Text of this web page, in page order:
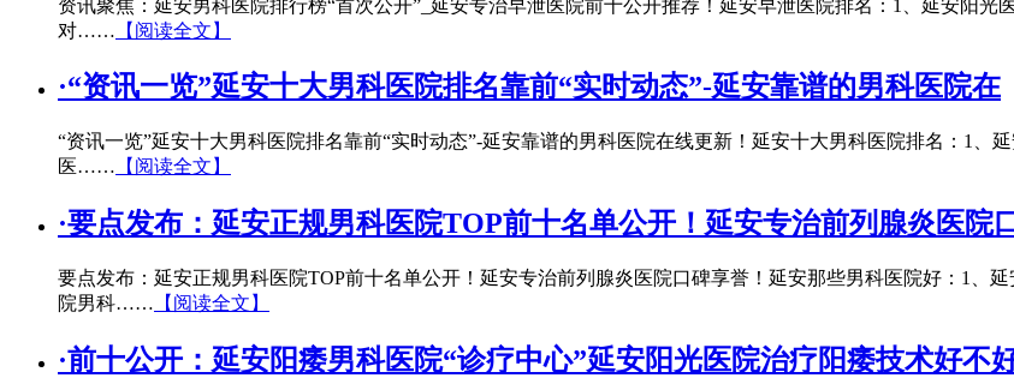
资讯聚焦：延安男科医院排行榜“首次公开”_延安专治早泄医院前十公开推荐！延安早泄医院排名：1、延安阳光
对…… 【阅读全文】
·“资讯一览”延安十大男科医院排名靠前“实时动态”-延安靠谱的男科医院在
“资讯一览”延安十大男科医院排名靠前“实时动态”-延安靠谱的男科医院在线更新！延安十大男科医院排名：1、
医…… 【阅读全文】
·要点发布：延安正规男科医院TOP前十名单公开！延安专治前列腺炎医院
要点发布：延安正规男科医院TOP前十名单公开！延安专治前列腺炎医院口碑享誉！延安那些男科医院好：1、
院男科…… 【阅读全文】
·前十公开：延安阳痿男科医院“诊疗中心”延安阳光医院治疗阳痿技术好不